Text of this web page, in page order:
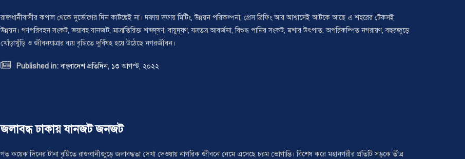
রাজধানীবাসীর কপাল থেকে দুর্ভোগের দিন কাটছেই না। দফায় দফায় মিটিং, উন্নয়ন পরিকল্পনা, প্রেস ব্রিফিং আর আশ্বাসেই আটকে আছে এ শহরের টেকসই
উন্নয়ন। গণপরিবহন সংকট, ভয়াবহ যানজট, মাত্রাতিরিক্ত শব্দদূষণ, বায়ুদূষণ, যত্রতত্র আবর্জনা, বিশুদ্ধ পানির সংকট, মশার উৎপাত, অপরিকল্পিত নগরায়ণ, বছরজুড়ে
খোঁড়াখুঁড়ি ও জীবনযাত্রার ব্যয় বৃদ্ধিতে দুর্বিষহ হয়ে উঠেছে নগরজীবন।
 Published in:বাংলাদেশ প্রতিদিন, ১৩ আগস্ট, ২০২২
জলাবদ্ধ ঢাকায় যানজট জনজট
গত কয়েক দিনের টানা বৃষ্টিতে রাজধানীজুড়ে জলাবদ্ধতা দেখা দেওয়ায় নাগরিক জীবনে নেমে এসেছে চরম ভোগান্তি। বিশেষ করে মহানগরীর প্রতিটি সড়কে তীব্র